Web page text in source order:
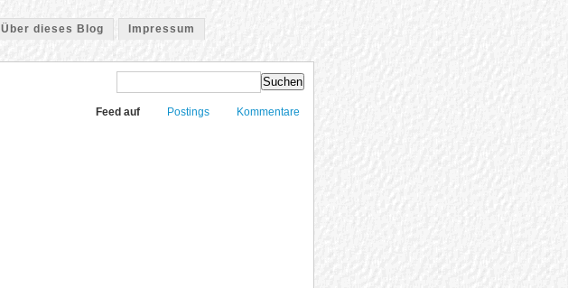
Über dieses Blog
Impressum
Feed auf Postings Kommentare